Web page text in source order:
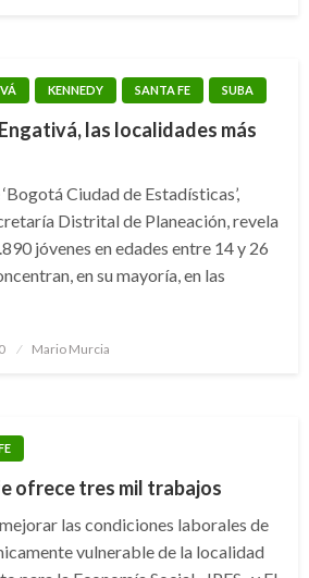
KENNEDY SANTA FE SUBA
las localidades más
Ciudad de Estadísticas’,
Distrital de Planeación, revela
jóvenes en edades entre 14 y 26
en su mayoría, en las
Mario Murcia
ofrece tres mil trabajos
las condiciones laborales de
vulnerable de la localidad